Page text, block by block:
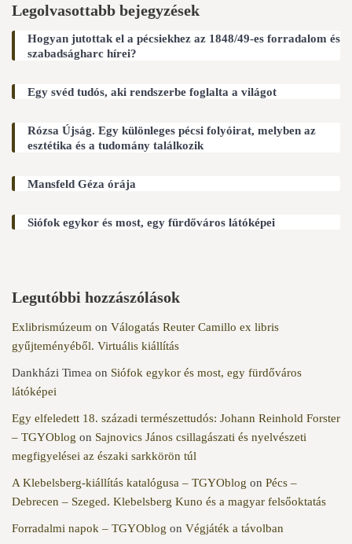
Legolvasottabb bejegyzések
Hogyan jutottak el a pécsiekhez az 1848/49-es forradalom és
szabadságharc hírei?
Egy svéd tudós, aki rendszerbe foglalta a világot
Rózsa Újság. Egy különleges pécsi folyóirat, melyben az
esztétika és a tudomány találkozik
Mansfeld Géza órája
Siófok egykor és most, egy fürdőváros látóképei
Legutóbbi hozzászólások
Exlibrismúzeum on Válogatás Reuter Camillo ex libris
gyűjteményéből. Virtuális kiállítás
Dankházi Timea on Siófok egykor és most, egy fürdőváros
látóképei
Egy elfeledett 18. századi természettudós: Johann Reinhold Forster
– TGYOblog on Sajnovics János csillagászati és nyelvészeti
megfigyelései az északi sarkkörön túl
A Klebelsberg-kiállítás katalógusa – TGYOblog on Pécs –
Debrecen – Szeged. Klebelsberg Kuno és a magyar felsőoktatás
Forradalmi napok – TGYOblog on Végjáték a távolban